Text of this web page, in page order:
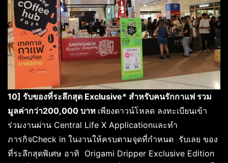
10] รับของที่ระลึกสุด Exclusive* สำหรับคนรักกาแฟ รวม
มูลค่ากว่า200,000 บาท เพียงดาวน์โหลด ลงทะเบียนเข้า
ร่วมงานผ่าน Central Life X Applicationและทำ
ภารกิจCheck in ในงานให้ครบตามจุดที่กำหนด รับเลย ของ
ที่ระลึกสุดพิเศษ อาทิ Origami Dripper Exclusive Edition